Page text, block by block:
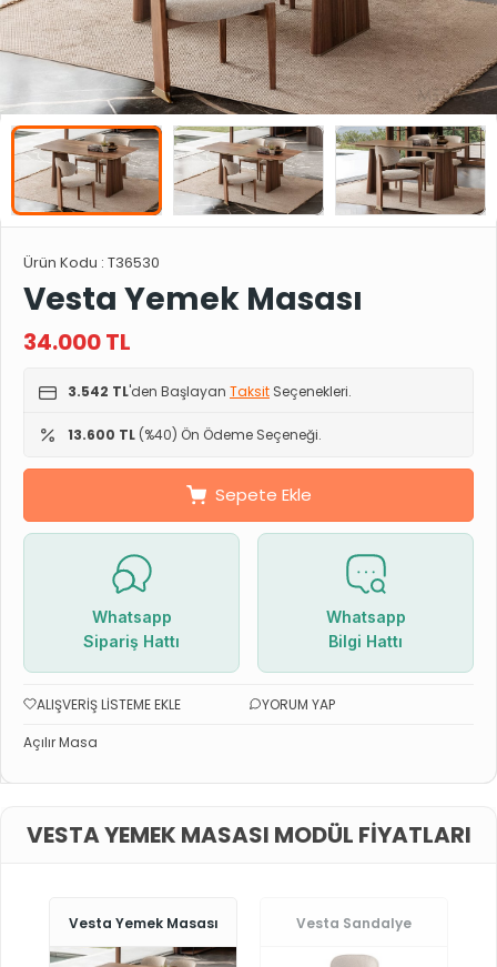
Ürün Kodu : T36530
Vesta Yemek Masası
34.000TL
3.542 TL'den Başlayan Taksit Seçenekleri.
13.600 TL (%40) Ön Ödeme Seçeneği.
Sepete Ekle
Whatsapp
Sipariş Hattı
Whatsapp
Bilgi Hattı
ALIŞVERIŞ LISTEME EKLE
YORUM YAP
Açılır Masa
VESTA YEMEK MASASI MODÜL FIYATLARI
Vesta Yemek Masası Vesta Sandalye